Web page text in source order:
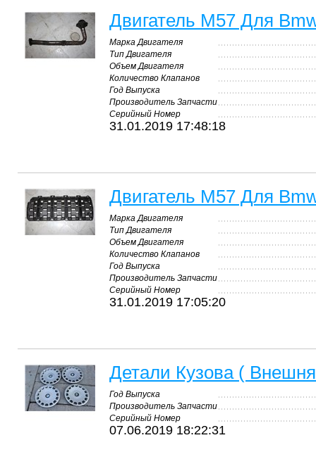
Двигатель М57 Для
Марка Двигателя
Тип Двигателя
Объем Двигателя
Количество Клапанов
Год Выпуска
Производитель Запчасти
Серийный Номер
31.01.2019 17:48:18
Двигатель М57 Для
Марка Двигателя
Тип Двигателя
Объем Двигателя
Количество Клапанов
Год Выпуска
Производитель Запчасти
Серийный Номер
31.01.2019 17:05:20
Детали Кузова (
Год Выпуска
Производитель Запчасти
Серийный Номер
07.06.2019 18:22:31